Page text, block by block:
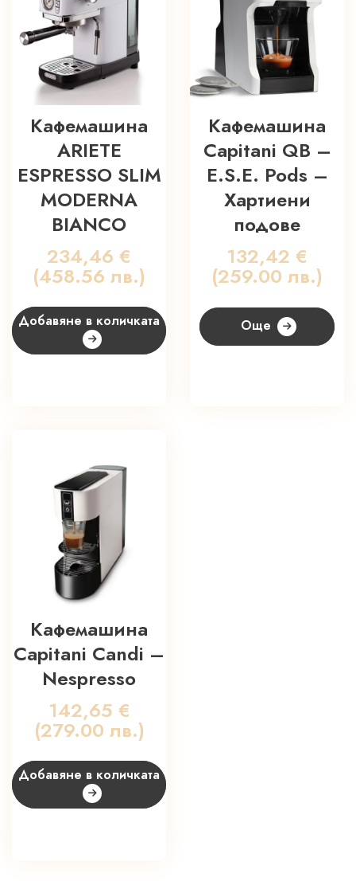
Кафемашина
ARIETE
ESPRESSO SLIM
MODERNA
BIANCO
234,46 €
(458.56 лв.)
Добавяне в количката
Кафемашина
Capitani QB –
E.S.E. Pods –
Хартиени
подове
132,42 €
(259.00 лв.)
Още
Кафемашина
Capitani Candi –
Nespresso
142,65 €
(279.00 лв.)
Добавяне в количката